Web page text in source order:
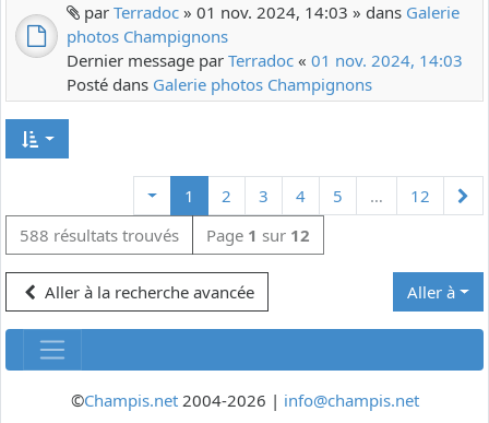
par Terradoc » 01 nov. 2024, 14:03 » dans Galerie
photos Champignons
Dernier message par Terradoc « 01 nov. 2024, 14:03
Posté dans Galerie photos Champignons
1 2 3 4 5 … 12
588 résultats trouvés
Page 1 sur 12
Aller à la recherche avancée Aller à
©Champis.net2004-2026 | info@champis.net